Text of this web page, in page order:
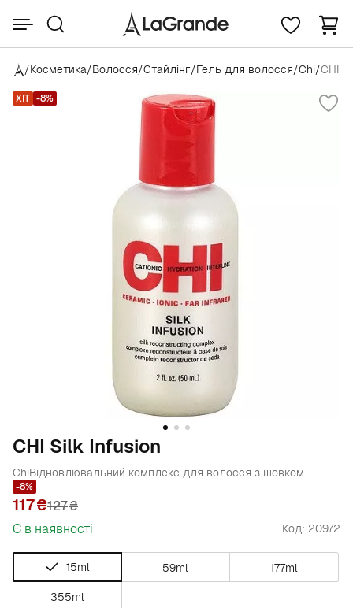
/Косметика/Волосся/Стайлінг/Гель для волосся/Chi/CHI
ХІТ -8%
CHI Silk Infusion
ChiВідновлювальний комплекс для волосся з шовком
-8%
117 127₴
Є в наявності
Код: 20972
15ml 59ml 177ml
355ml